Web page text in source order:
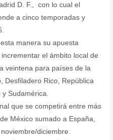
D. F., con lo cual el
a cinco temporadas y
manera su apuesta
el ámbito local de
veintena para países de la
Desfiladero Rico, República
y Sudamérica.
que se competirá entre más
México sumado a España,
diciembre.